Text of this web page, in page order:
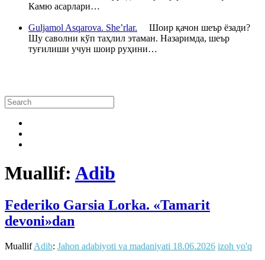
Камю асарлари…
Guljamol Asqarova. She’rlar. Шоир қачон шеър ёзади?
Шу саволни кўп таҳлил этаман. Назаримда, шеър
туғилиши учун шоир руҳини…
Muallif: Adib
Federiko Garsia Lorka. «Tamarit
devoni»dan
MuallifAdib: Jahon adabiyoti va madaniyati 18.06.2026 izoh yo'q